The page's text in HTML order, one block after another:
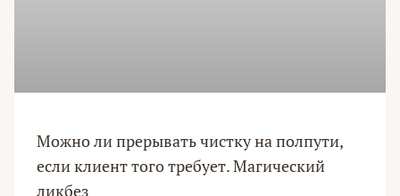
Можно ли прерывать чистку на полпути,
если клиент того требует. Магический
ликбез